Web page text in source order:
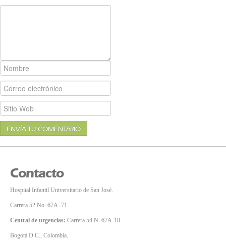
ENVÍA TU COMENTARIO
Contacto
Hospital Infantil Universitario de San José.
Carrera 52 No. 67A -71
Central de urgencias: Carrera 54 N. 67A-18
Bogotá D.C., Colombia.